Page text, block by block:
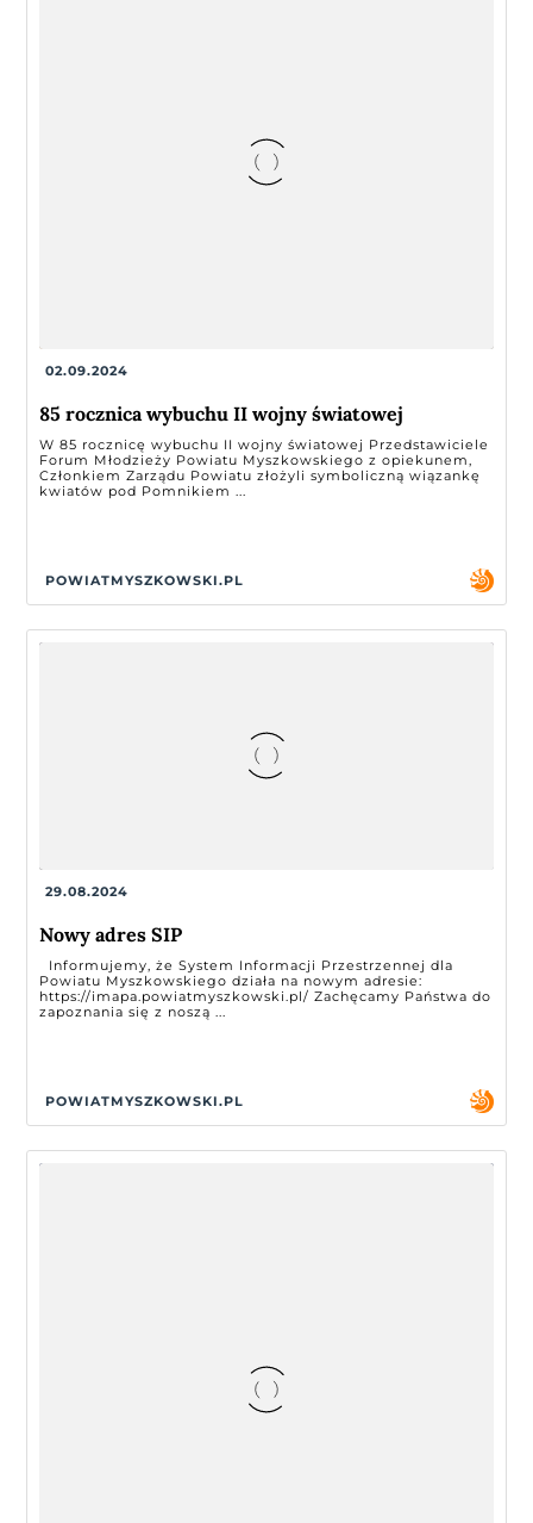
02.09.2024
85 rocznica wybuchu II wojny światowej
W 85 rocznicę wybuchu II wojny światowej Przedstawiciele
Forum Młodzieży Powiatu Myszkowskiego z opiekunem,
Członkiem Zarządu Powiatu złożyli symboliczną wiązankę
kwiatów pod Pomnikiem ...
POWIATMYSZKOWSKI.PL
29.08.2024
Nowy adres SIP
Informujemy, że System Informacji Przestrzennej dla
Powiatu Myszkowskiego działa na nowym adresie:
https://imapa.powiatmyszkowski.pl/ Zachęcamy Państwa do
zapoznania się z noszą ...
POWIATMYSZKOWSKI.PL